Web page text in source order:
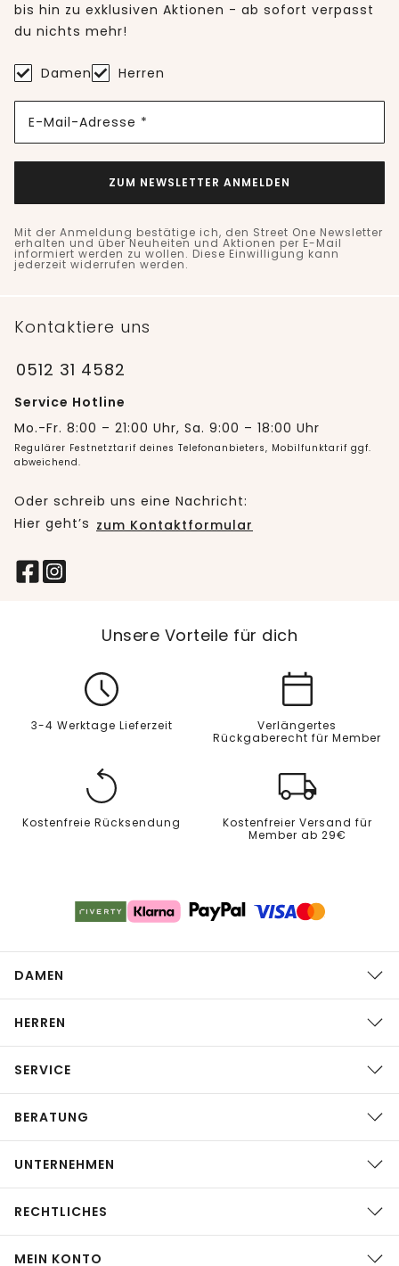
bis hin zu exklusiven Aktionen - ab sofort verpasst
du nichts mehr!
Damen Herren
E-Mail-Adresse *
ZUM NEWSLETTER ANMELDEN
Mit der Anmeldung bestätige ich, den Street One Newsletter
erhalten und über Neuheiten und Aktionen per E-Mail
informiert werden zu wollen. Diese Einwilligung kann
jederzeit widerrufen werden.
Kontaktiere uns
0512 31 4582
Service Hotline
Mo.-Fr. 8:00 – 21:00 Uhr, Sa. 9:00 – 18:00 Uhr
Regulärer Festnetztarif deines Telefonanbieters, Mobilfunktarif ggf.
abweichend.
Oder schreib uns eine Nachricht:
Hier geht’s zum Kontaktformular
Unsere Vorteile für dich
3-4 Werktage Lieferzeit
Verlängertes
Rückgaberecht für Member
Kostenfreie Rücksendung
Kostenfreier Versand für
Member ab 29€
DAMEN
HERREN
SERVICE
BERATUNG
UNTERNEHMEN
RECHTLICHES
MEIN KONTO